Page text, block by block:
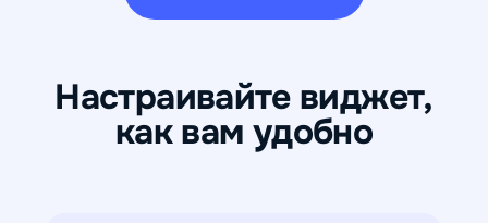
Настраивайте виджет,
как вам удобно